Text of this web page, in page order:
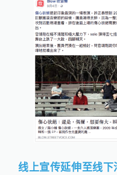
线上宣传延伸至线